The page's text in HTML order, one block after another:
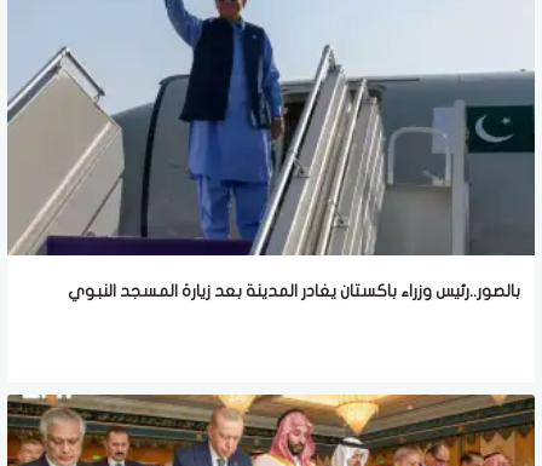
بالصور..رئيس وزراء باكستان يغادر المدينة بعد زيارة المسجد النبوي